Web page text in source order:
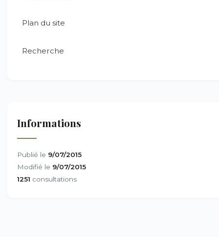
Plan du site
Recherche
Informations
Publié le 9/07/2015
Modifié le 9/07/2015
1251 consultations